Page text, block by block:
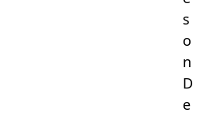
s
o
n
D
e